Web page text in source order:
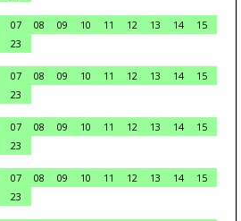
07 08 09 10 11 12 13 14
15
23
07 08 09 10 11 12 13 14
15
23
07 08 09 10 11 12 13 14
15
23
07 08 09 10 11 12 13 14
15
23